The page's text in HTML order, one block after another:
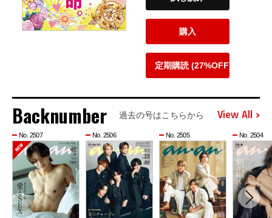
購入
定期購読 (27%OFF)
Backnumber 過去の号はこちらから View All
No. 2507 No. 2506 No. 2505 No. 2504